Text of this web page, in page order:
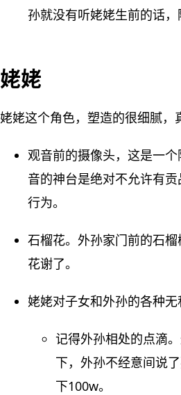
孙就没有听姥姥生前的话，
姥姥
姥姥这个角色，塑造的很细腻，
观音前的摄像头，这是一
音的神台是绝对不允许有
行为。
石榴花。外孙家门前的石
花谢了。
姥姥对子女和外孙的各种无
记得外孙相处的点滴
下，外孙不经意间说
下100w。